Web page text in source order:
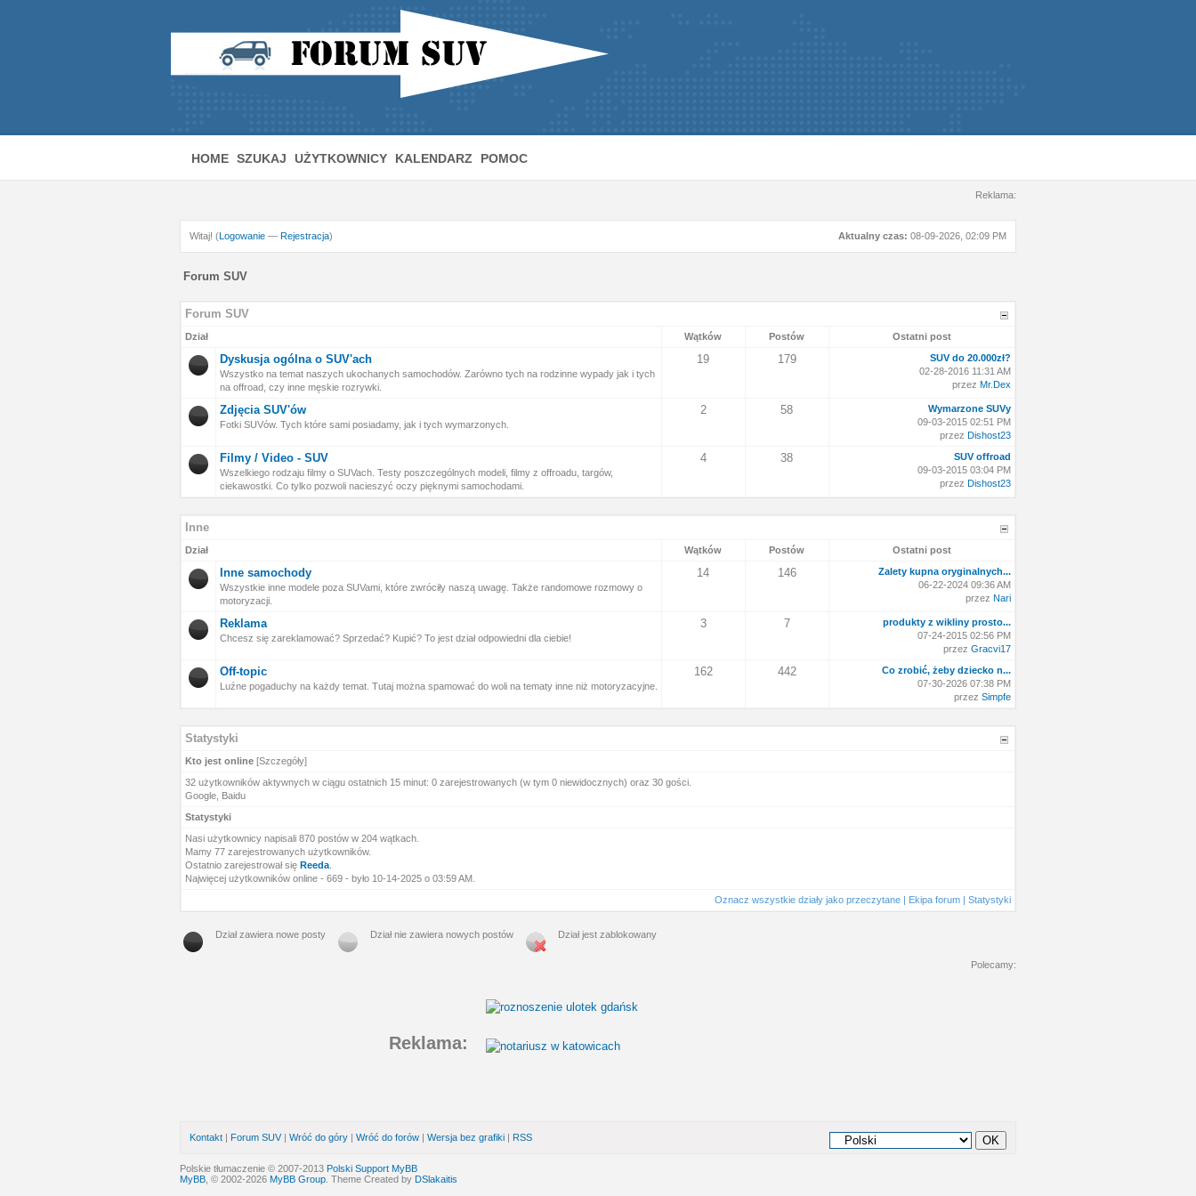
HOME SZUKAJ UŻYTKOWNICY KALENDARZ POMOC
Reklama:
Aktualny czas: 08-09-2026, 02:09 PM
Witaj! (Logowanie— Rejestracja)
Forum SUV
Forum SUV
Dział Wątków Postów Ostatni post
Dyskusja ogólna o SUV'ach
Wszystko na temat naszych ukochanych samochodów. Zarówno tych na rodzinne wypady jak i tych
na offroad, czy inne męskie rozrywki.
19 179
SUV do 20.000zł?
02-28-2016 11:31 AM
przez Mr.Dex
Zdjęcia SUV'ów
Fotki SUVów. Tych które sami posiadamy, jak i tych wymarzonych.
2 58
Wymarzone SUVy
09-03-2015 02:51 PM
przez Dishost23
Filmy / Video - SUV
Wszelkiego rodzaju filmy o SUVach. Testy poszczególnych modeli, filmy z offroadu, targów,
ciekawostki. Co tylko pozwoli nacieszyć oczy pięknymi samochodami.
4 38
SUV offroad
09-03-2015 03:04 PM
przez Dishost23
Inne
Dział Wątków Postów Ostatni post
Inne samochody
Wszystkie inne modele poza SUVami, które zwróciły naszą uwagę. Także randomowe rozmowy o
motoryzacji.
14 146
Zalety kupna oryginalnych...
06-22-2024 09:36 AM
przez Nari
Reklama
Chcesz się zareklamować? Sprzedać? Kupić? To jest dział odpowiedni dla ciebie!
3 7
produkty z wikliny prosto...
07-24-2015 02:56 PM
przez Gracvi17
Off-topic
Luźne pogaduchy na każdy temat. Tutaj można spamować do woli na tematy inne niż motoryzacyjne.
162 442
Co zrobić, żeby dziecko n...
07-30-2026 07:38 PM
przez Simpfe
Statystyki
Kto jest online[Szczegóły]
32 użytkowników aktywnych w ciągu ostatnich 15 minut: 0 zarejestrowanych (w tym 0 niewidocznych) oraz 30 gości.
Google, Baidu
Statystyki
Nasi użytkownicy napisali 870 postów w 204 wątkach.
Mamy 77 zarejestrowanych użytkowników.
Ostatnio zarejestrował się Reeda.
Najwięcej użytkowników online - 669 - było 10-14-2025 o 03:59 AM.
Oznacz wszystkie działy jako przeczytane| Ekipa forum| Statystyki
Dział zawiera nowe posty Dział nie zawiera nowych postów Dział jest zablokowany
Polecamy:
Reklama:
Kontakt| Forum SUV| Wróć do góry| Wróć do forów| Wersja bez grafiki| RSS
Polskie tłumaczenie © 2007-2013 Polski Support MyBB
MyBB, © 2002-2026 MyBB Group. Theme Created by DSlakaitis